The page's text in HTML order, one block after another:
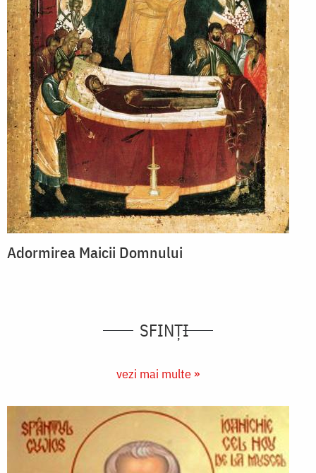
Adormirea Maicii Domnului
SFINȚI
vezi mai multe »